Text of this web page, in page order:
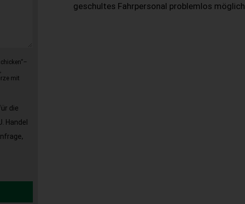
mit
die
Handel
geschultes Fahrpersonal problemlos möglich.